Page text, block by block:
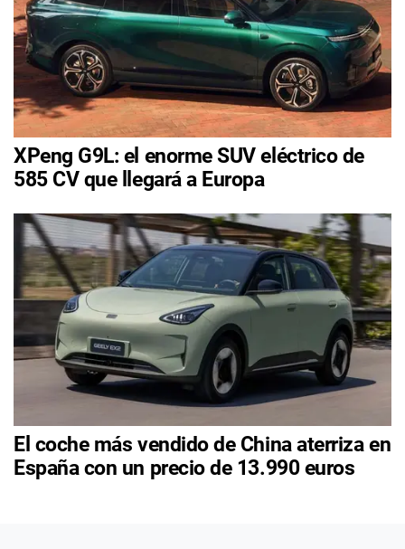
XPeng G9L: el enorme SUV eléctrico de
585 CV que llegará a Europa
El coche más vendido de China aterriza en
España con un precio de 13.990 euros